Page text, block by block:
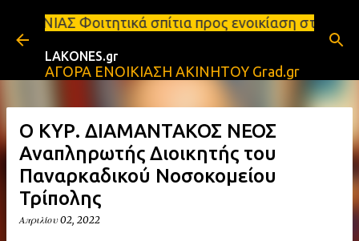
Μετάβαση στο κύριο περιεχόμενο
σπίτια προς ενοικίαση στη Σπάρτη
LAKONES.gr
ΑΓΟΡΑ ΕΝΟΙΚΙΑΣΗ ΑΚΙΝΗΤΟΥ Grad.gr
Ο ΚΥΡ. ΔΙΑΜΑΝΤΑΚΟΣ ΝΕΟΣ
Αναπληρωτής Διοικητής του
Παναρκαδικού Νοσοκομείου
Τρίπολης
Απριλίου 02, 2022